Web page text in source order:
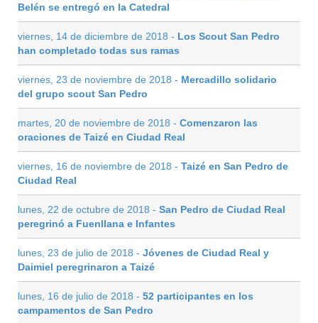
Belén se entregó en la Catedral
viernes, 14 de diciembre de 2018 - Los Scout San Pedro
han completado todas sus ramas
viernes, 23 de noviembre de 2018 - Mercadillo solidario
del grupo scout San Pedro
martes, 20 de noviembre de 2018 - Comenzaron las
oraciones de Taizé en Ciudad Real
viernes, 16 de noviembre de 2018 - Taizé en San Pedro de
Ciudad Real
lunes, 22 de octubre de 2018 - San Pedro de Ciudad Real
peregrinó a Fuenllana e Infantes
lunes, 23 de julio de 2018 - Jóvenes de Ciudad Real y
Daimiel peregrinaron a Taizé
lunes, 16 de julio de 2018 - 52 participantes en los
campamentos de San Pedro